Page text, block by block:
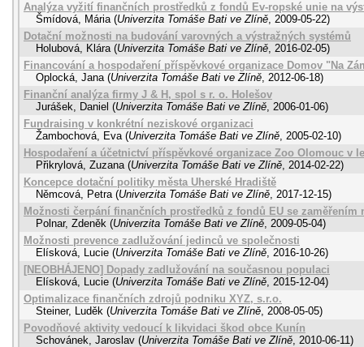
Analýza vyžití finančních prostředků z fondů Ev-ropské unie na
Šmídová, Mária (Univerzita Tomáše Bati ve Zlíně, 2009-05-22)
Dotační možnosti na budování varovných a výstražných systémů
Holubová, Klára (Univerzita Tomáše Bati ve Zlíně, 2016-02-05)
Financování a hospodaření příspěvkové organizace Domov "Na
Oplocká, Jana (Univerzita Tomáše Bati ve Zlíně, 2012-06-18)
Finanční analýza firmy J & H, spol s r. o. Holešov
Jurášek, Daniel (Univerzita Tomáše Bati ve Zlíně, 2006-01-06)
Fundraising v konkrétní neziskové organizaci
Žambochová, Eva (Univerzita Tomáše Bati ve Zlíně, 2005-02-10)
Hospodaření a účetnictví příspěvkové organizace Zoo Olomouc v
Přikrylová, Zuzana (Univerzita Tomáše Bati ve Zlíně, 2014-02-22)
Koncepce dotační politiky města Uherské Hradiště
Němcová, Petra (Univerzita Tomáše Bati ve Zlíně, 2017-12-15)
Možnosti čerpání finančních prostředků z fondů EU se zaměřením
Polnar, Zdeněk (Univerzita Tomáše Bati ve Zlíně, 2009-05-04)
Možnosti prevence zadlužování jedinců ve společnosti
Elísková, Lucie (Univerzita Tomáše Bati ve Zlíně, 2016-10-26)
[NEOBHÁJENO] Dopady zadlužování na současnou populaci
Elísková, Lucie (Univerzita Tomáše Bati ve Zlíně, 2015-12-04)
Optimalizace finančních zdrojů podniku XYZ, s.r.o.
Steiner, Luděk (Univerzita Tomáše Bati ve Zlíně, 2008-05-05)
Povodňové aktivity vedoucí k likvidaci škod obce Kunín
Schovánek, Jaroslav (Univerzita Tomáše Bati ve Zlíně, 2010-06-11)